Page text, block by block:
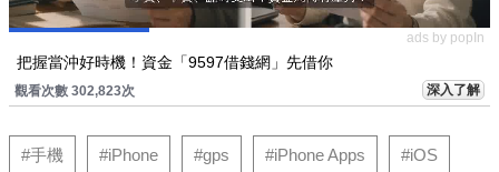
ads by popIn
把握當沖好時機！資金「9597借錢網」先借你
觀看次數 302,823次 深入了解
#手機 #iPhone #gps #iPhone Apps #iOS